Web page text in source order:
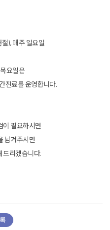
), 매주 일요일
요일은
진료를 운영합니다.
이 필요하시면
남겨주시면
드리겠습니다.